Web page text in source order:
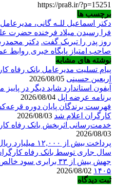
https://pra8.ir/?p=15251
برچسب ها
دکتر اسماعیل للـه گانی،
فرا رسیدن میلاد فرخنده حضرت
روز پدر را تبریک گفت. دکتر
صاحب امتیاز پایگاه خبری روابط
نوشته های مشابه
پیام تسلیت مدیرعامل بانک رفاه
اربعین حسینی
آیفون استاندارد شاید دیگر در
برنامه عرضه اپل
فهرست برندگان پایان دوره
کارگران اعلام شد
خدمت‌رسانی اثربخش بانک رفاه
2026/08/03
پرداخت بیش از
سال جاری توسط بانک رفاه
جهش بیش از ۳۳ برابری
۱۴۰۵
ثبت دیدگاه